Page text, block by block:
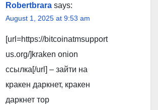
Robertbrara says:
August 1, 2025 at 9:53 am
[url=https://bitcoinatmsupport
us.org/]kraken onion
ссылка[/url] – зайти на
кракен даркнет, кракен
даркнет тор